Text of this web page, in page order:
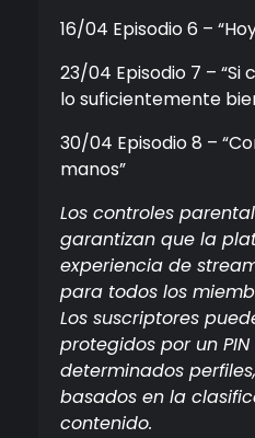
16/04 Episodio 6 –
23/04 Episodio 7 –
lo suficientemente
30/04 Episodio 8 –
manos”
Los controles
garantizan que la
experiencia de
para todos los
Los suscriptores
protegidos por un
determinados
basados en la
contenido.